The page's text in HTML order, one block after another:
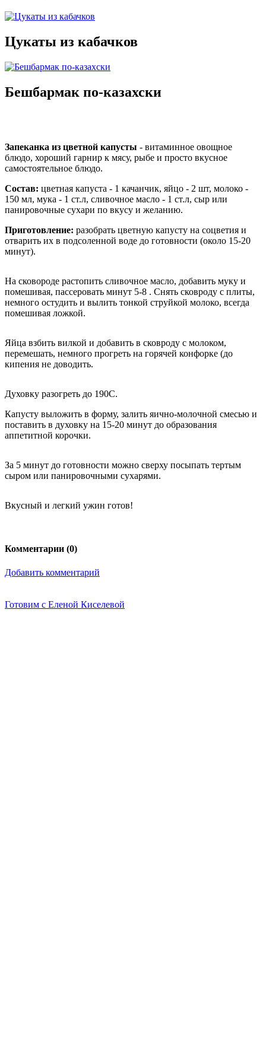
Цукаты из кабачков
Бешбармак по-казахски
Запеканка из цветной капусты - витаминное овощное
блюдо, хороший гарнир к мясу, рыбе и просто вкусное
самостоятельное блюдо.
Состав: цветная капуста - 1 качанчик, яйцо - 2 шт, молоко -
150 мл, мука - 1 ст.л, сливочное масло - 1 ст.л, сыр или
панировочные сухари по вкусу и желанию.
Приготовление: разобрать цветную капусту на соцветия и
отварить их в подсоленной воде до готовности (около 15-20
минут).
На сковороде растопить сливочное масло, добавить муку и
помешивая, пассеровать минут 5-8 . Снять сковроду с плиты,
немного остудить и вылить тонкой струйкой молоко, всегда
помешивая ложкой.
Яйца взбить вилкой и добавить в сковроду с молоком,
перемешать, немного прогреть на горячей конфорке (до
кипения не доводить.
Духовку разогреть до 190С.
Капусту выложить в форму, залить яично-молочной смесью и
поставить в духовку на 15-20 минут до образования
аппетитной корочки.
За 5 минут до готовности можно сверху посыпать тертым
сыром или панировочными сухарями.
Вкусный и легкий ужин готов!
Комментарии (0)
Добавить комментарий
Готовим с Еленой Киселевой